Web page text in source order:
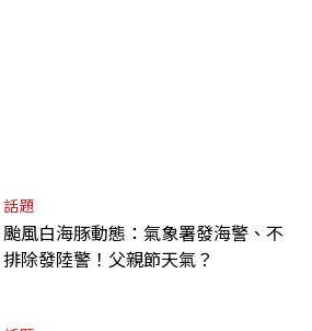
話題
颱風白海豚動態：氣象署發海警、不
排除發陸警！父親節天氣？